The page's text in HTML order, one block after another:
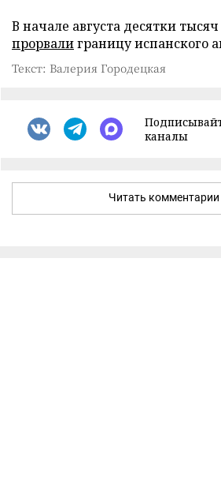
В начале августа десятки
прорвалиграницу испанского
Текст: Валерия Городецкая
каналы
Читать комментарии